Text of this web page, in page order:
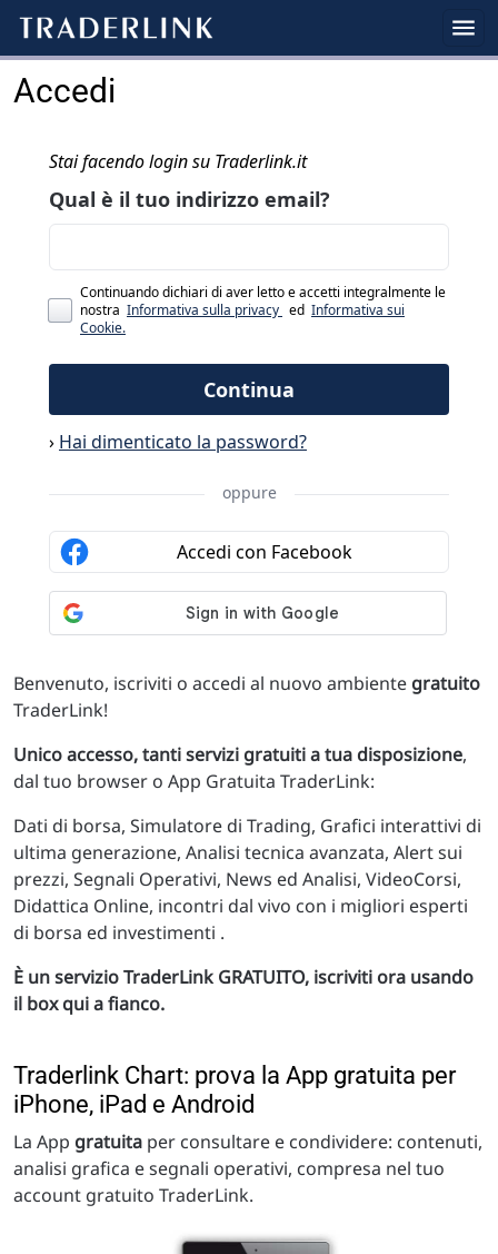
Accedi
Benvenuto, iscriviti o accedi al nuovo ambiente gratuito
TraderLink!
Unico accesso, tanti servizi gratuiti a tua disposizione,
dal tuo browser o App Gratuita TraderLink:
Dati di borsa, Simulatore di Trading, Grafici interattivi di
ultima generazione, Analisi tecnica avanzata, Alert sui
prezzi, Segnali Operativi, News ed Analisi, VideoCorsi,
Didattica Online, incontri dal vivo con i migliori esperti
di borsa ed investimenti .
È un servizio TraderLink GRATUITO, iscriviti ora usando
il box qui a fianco.
Traderlink Chart: prova la App gratuita per
iPhone, iPad e Android
La App gratuita per consultare e condividere: contenuti,
analisi grafica e segnali operativi, compresa nel tuo
account gratuito TraderLink.